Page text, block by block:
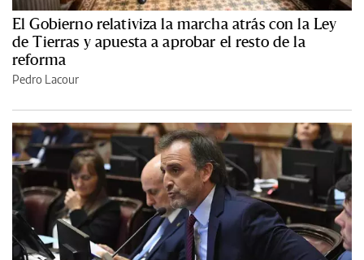
El Gobierno relativiza la marcha atrás con la Ley
de Tierras y apuesta a aprobar el resto de la
reforma
Pedro Lacour